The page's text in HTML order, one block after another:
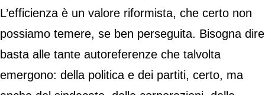
L’efficienza è un valore riformista, che certo non
possiamo temere, se ben perseguita. Bisogna dire
basta alle tante autoreferenze che talvolta
emergono: della politica e dei partiti, certo, ma